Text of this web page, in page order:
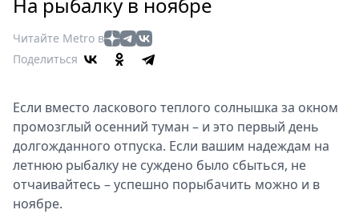
Россия
Мир
Здоровье
Туризм
Мода
Театр
Кино
Читайте Metro в
Поделиться
Если вместо ласкового теплого солнышка за окном
промозглый осенний туман – и это первый день
долгожданного отпуска. Если вашим надеждам на
летнюю рыбалку не суждено было сбыться, не
отчаивайтесь – успешно порыбачить можно и в
ноябре.